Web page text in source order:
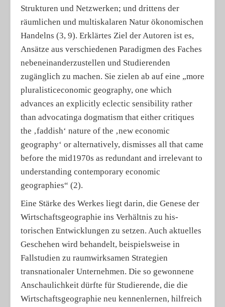
Strukturen und Netzwerken; und drittens der
räumlichen und multiskalaren Natur ökonomischen
Handelns (3, 9). Erklärtes Ziel der Autoren ist es,
Ansätze aus verschiedenen Paradigmen des Faches
nebeneinanderzustellen und Studierenden
zugänglich zu machen. Sie zielen ab auf eine „more
pluralisticeconomic geography, one which
advances an ex­plicitly eclectic sensibility rather
than advocatinga dogmatism that either critiques
the ‚faddish‘ nature of the ‚new economic
geography‘ or alter­natively, dismisses all that came
before the mid­1970s as redundant and irrelevant to
understanding contemporary economic
geographies“ (2).
Eine Stärke des Werkes liegt darin, die Genese der
Wirtschaftsgeographie ins Verhältnis zu his­
torischen Entwicklungen zu setzen. Auch aktuelles
Geschehen wird behandelt, beispielsweise in
Fallstudien zu raumwirksamen Strategien
transnationaler Unternehmen. Die so gewonnene
Anschaulichkeit dürfte für Studierende, die die
Wirtschaftsgeographie neu kennenlernen, hilfreich